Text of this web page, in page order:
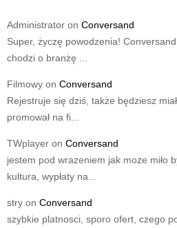
Administrator on Conversand
Super, życzę powodzenia!
chodzi o branżę ...
Filmowy on Conversand
Rejestruje się dziś, także będziesz
promował na fi...
TWplayer on Conversand
jestem pod wrazeniem jak moze miło
kultura, wypłaty na...
stry on Conversand
szybkie platnosci, sporo ofert, czego